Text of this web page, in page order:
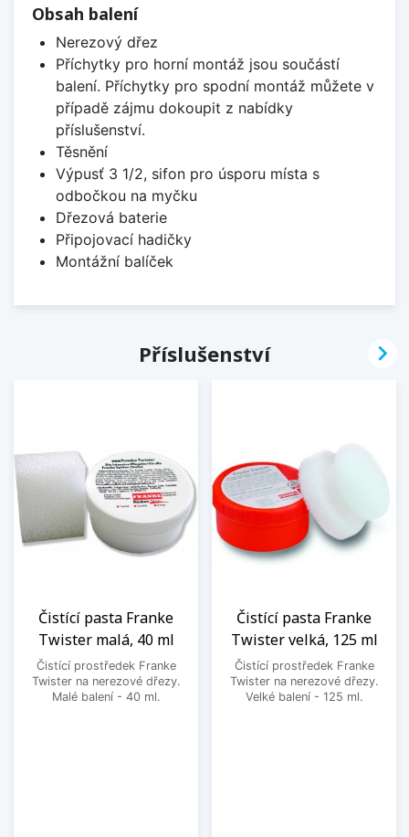
Obsah balení
Nerezový dřez
Příchytky pro horní montáž jsou součástí
balení. Příchytky pro spodní montáž můžete v
případě zájmu dokoupit z nabídky
příslušenství.
Těsnění
Výpusť 3 1/2, sifon pro úsporu místa s
odbočkou na myčku
Dřezová baterie
Připojovací hadičky
Montážní balíček
Příslušenství
Čistící pasta Franke
Twister malá, 40 ml
Čistící prostředek Franke
Twister na nerezové dřezy.
Malé balení - 40 ml.
Čistící pasta Franke
Twister velká, 125 ml
Čistící prostředek Franke
Twister na nerezové dřezy.
Velké balení - 125 ml.
